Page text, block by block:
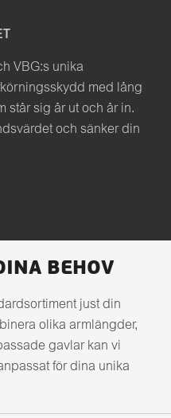
VBG:s unika
med lång
står sig år ut och år in.
och sänker din
BEHOV
just din
olika armlängder,
gavlar kan vi
för dina unika